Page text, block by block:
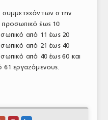
συμμετεχόντων στην
προσωπικό έως 10
από 11 έως 20
από 21 έως 40
από 40 έως 60 και
61 εργαζόμενους.